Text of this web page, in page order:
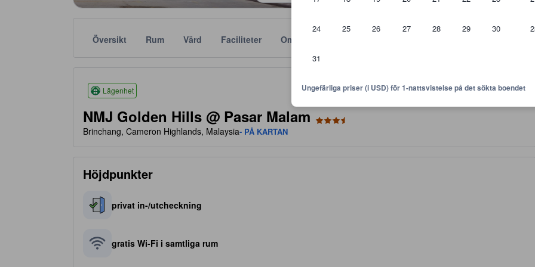
24 25 26 27 28 29 30
31
Ungefärliga priser (i USD) för 1-nattsvistelse på det sökta boendet
Översikt Rum Värd Faciliteter Omdömen
Lägenhet
NMJ Golden Hills @ Pasar Malam
Brinchang, Cameron Highlands, Malaysia- PÅ KARTAN
Höjdpunkter
privat in-/utcheckning
gratis Wi-Fi i samtliga rum